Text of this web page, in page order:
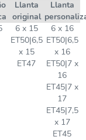
Llanta
original
Llanta
6 x 15
ET50|6,5
x 15
ET47
6 x 16
ET50|6,5
x 16
ET50|7 x
16
ET45|7 x
17
ET45|7,5
x 17
ET45